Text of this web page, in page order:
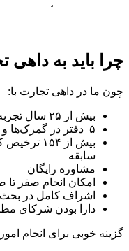
چرا باید به داهی
چون ما در داهی تجارت با:
بیش از ۲۵ سال تجربه در امر بازرگانی
۵ دفتر در گمرک‌ها و بنادر مهم کشور
سابقه
مشاوره رایگان
امکان انجام صفر
اشراف کامل در
دارا بودن شرکای
گزینه خوبی برای انجام